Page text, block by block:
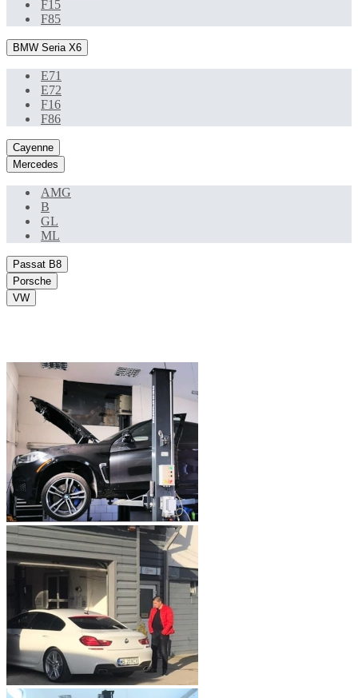
F15
F85
BMW Seria X6
E71
E72
F16
F86
Cayenne
Mercedes
AMG
B
GL
ML
Passat B8
Porsche
VW